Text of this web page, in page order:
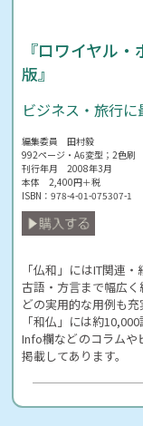
『ロワイヤル
版』
ビジネス・旅行
編集委員 田村毅
992ページ・A6変型；2色刷
刊行年月 2008年3月
本体 2,400円＋税
ISBN：978-4-01-075307-1
「仏和」にはIT関連
古語・方言まで幅広
どの実用的な用例も充
「和仏」には約
Info欄などのコラムや
掲載してあります。